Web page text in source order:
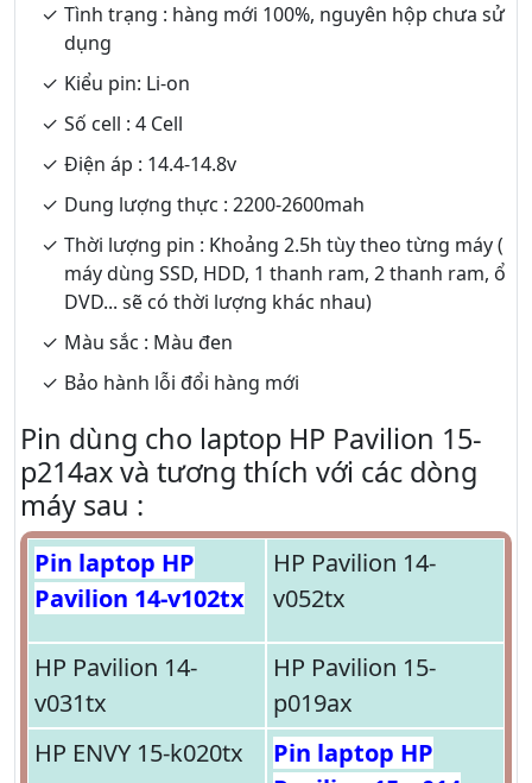
Tình trạng : hàng mới 100%, nguyên hộp chưa sử
dụng
Kiểu pin: Li-on
Số cell : 4 Cell
Điện áp : 14.4-14.8v
Dung lượng thực : 2200-2600mah
Thời lượng pin : Khoảng 2.5h tùy theo từng máy (
máy dùng SSD, HDD, 1 thanh ram, 2 thanh ram, ổ
DVD... sẽ có thời lượng khác nhau)
Màu sắc : Màu đen
Bảo hành lỗi đổi hàng mới
Pin dùng cho laptop HP Pavilion 15-
p214ax và tương thích với các dòng
máy sau :
Pin laptop HP
Pavilion 14-v102tx
HP Pavilion 14-
v052tx
HP Pavilion 14-
v031tx
HP Pavilion 15-
p019ax
HP ENVY 15-k020tx
Pin laptop HP